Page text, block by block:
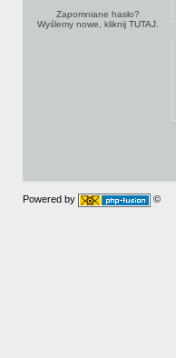
Zapomniane hasło?
Wyślemy nowe, kliknij TUTAJ.
Powered by ©